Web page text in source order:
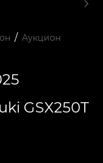
/ Аукцион
GSX250T